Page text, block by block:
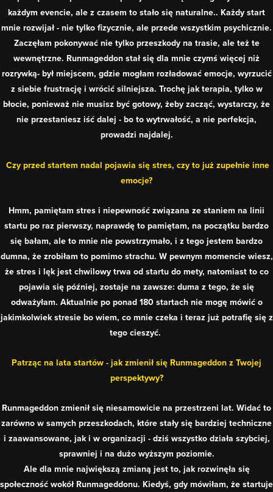
każdym evencie, ale z czasem to stało się naturalne.. Każdy start
mnie rozwijał - nie tylko fizycznie, ale przede wszystkim psychicznie.
Zaczęłam pokonywać nie tylko przeszkody na trasie, ale też te
wewnętrzne. Runmageddon stał się dla mnie czymś więcej niż
rozrywką- był miejscem, gdzie mogłam rozładować emocje, wyrzucić
z siebie frustrację i wrócić silniejsza. Trochę jak terapia, tylko w
błocie, ponieważ nie musisz być gotowy, żeby zacząć, wystarczy, że
nie przestaniesz iść dalej - bo to wytrwałość, a nie perfekcja,
prowadzi najdalej.
Czy przed startem nadal pojawia się stres, czy to już zupełnie inne
emocje?
Hmm, pamiętam stres i niepewność związana ze staniem na linii
startu po raz pierwszy, naprawdę to pamiętam, na początku bardzo
się bałam, ale to mnie nie powstrzymało, i z tego jestem bardzo
dumna, że zrobiłam to pomimo strachu. W pewnym momencie wiesz,
że stres i lęk jest chwilowy trwa od startu do mety, natomiast to co
pojawia się później, zostaje na zawsze: duma z tego, że się
odważyłam. Aktualnie po ponad 180 startach nie mogę mówić o
jakimkolwiek stresie bo wiem, co mnie czeka i teraz już potrafię się z
tego cieszyć.
Patrząc na lata startów - jak zmienił się Runmageddon z Twojej
perspektywy?
Runmageddon zmienił się niesamowicie na przestrzeni lat. Widać to
zarówno w samych przeszkodach, które stały się bardziej techniczne
i zaawansowane, jak i w organizacji - dziś wszystko działa szybciej,
sprawniej i na dużo wyższym poziomie.
Ale dla mnie największą zmianą jest to, jak rozwinęła się
społeczność wokół Runmageddonu. Kiedyś, gdy mówiłam, że startuje